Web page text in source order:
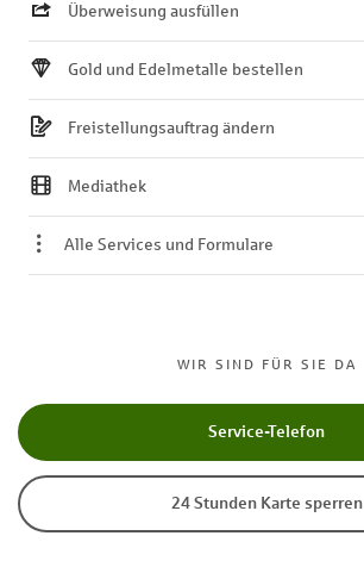
WIR SIND FÜR SIE DA
Service-Telefon
24 Stunden Karte sperren
Überweisung ausfüllen
Gold und Edelmetalle bestellen
Freistellungsauftrag ändern
Mediathek
Alle Services und Formulare